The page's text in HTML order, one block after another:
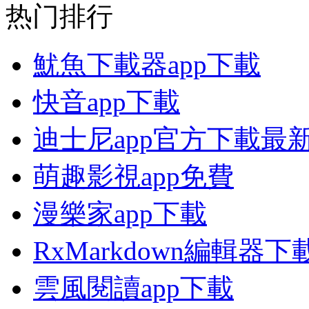
热门排行
魷魚下載器app下載
快音app下載
迪士尼app官方下載最
萌趣影視app免費
漫樂家app下載
RxMarkdown編輯器下
雲風閱讀app下載